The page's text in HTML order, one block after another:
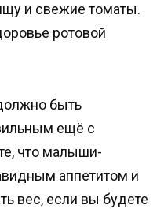
и свежие томаты.
ротовой
быть
ещё с
что малыши-
аппетитом и
вес, если вы будете